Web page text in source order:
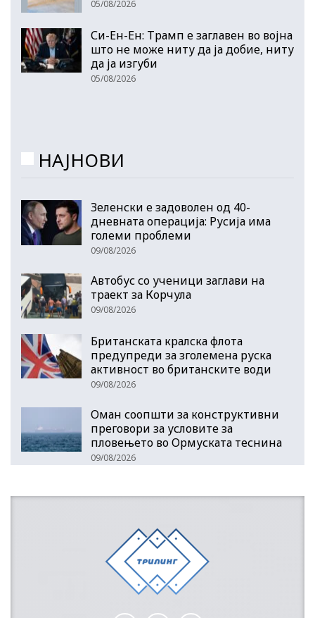
05/08/2026
Си-Ен-Ен: Трамп е заглавен во војна
што не може ниту да ја добие, ниту
да ја изгуби
05/08/2026
НАЈНОВИ
Зеленски е задоволен од 40-
дневната операција: Русија има
големи проблеми
09/08/2026
Автобус со ученици заглави на
траект за Корчула
09/08/2026
Британската кралска флота
предупреди за зголемена руска
активност во британските води
09/08/2026
Оман соопшти за конструктивни
преговори за условите за
пловењето во Ормуската теснина
09/08/2026